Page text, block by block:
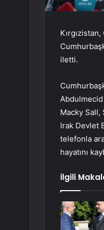
iletti.
Abdulmecid
Macky Sall,
Irak Devlet
telefonla
hayatını
İlgili